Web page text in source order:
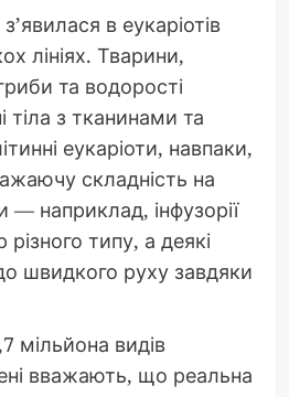
в еукаріотів
лініях. Тварини,
та водорості
тіла з тканинами та
еукаріоти, навпаки,
складність на
— наприклад, інфузорії
типу, а деякі
швидкого руху завдяки
мільйона видів
вважають, що реальна